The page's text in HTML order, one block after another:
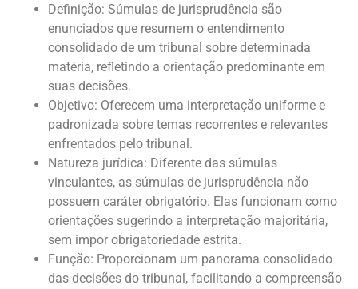
Definição: Súmulas de jurisprudência são
enunciados que resumem o entendimento
consolidado de um tribunal sobre determinada
matéria, refletindo a orientação predominante em
suas decisões.
Objetivo: Oferecem uma interpretação uniforme e
padronizada sobre temas recorrentes e relevantes
enfrentados pelo tribunal.
Natureza jurídica: Diferente das súmulas
vinculantes, as súmulas de jurisprudência não
possuem caráter obrigatório. Elas funcionam como
orientações sugerindo a interpretação majoritária,
sem impor obrigatoriedade estrita.
Função: Proporcionam um panorama consolidado
das decisões do tribunal, facilitando a compreensão